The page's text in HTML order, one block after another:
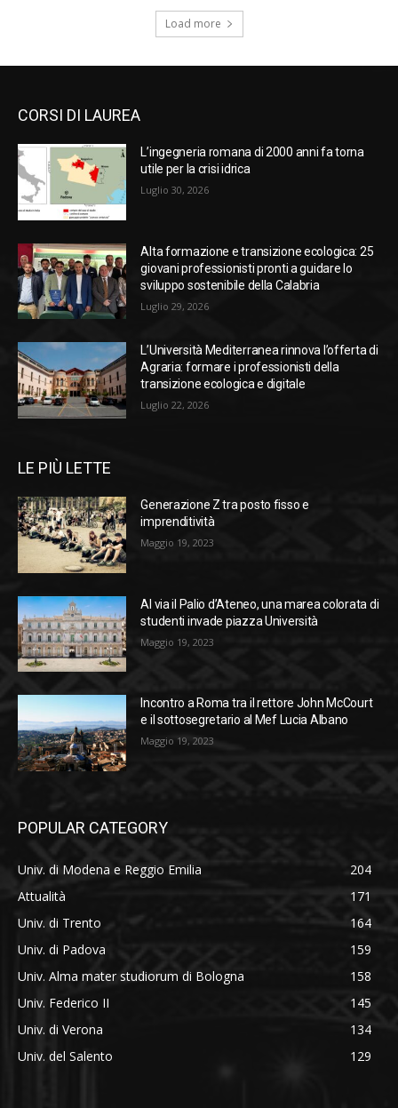
Load more
CORSI DI LAUREA
L’ingegneria romana di 2000 anni fa torna
utile per la crisi idrica
Luglio 30, 2026
Alta formazione e transizione ecologica: 25
giovani professionisti pronti a guidare lo
sviluppo sostenibile della Calabria
Luglio 29, 2026
L’Università Mediterranea rinnova l’offerta di
Agraria: formare i professionisti della
transizione ecologica e digitale
Luglio 22, 2026
LE PIÙ LETTE
Generazione Z tra posto fisso e
imprenditività
Maggio 19, 2023
Al via il Palio d’Ateneo, una marea colorata di
studenti invade piazza Università
Maggio 19, 2023
Incontro a Roma tra il rettore John McCourt
e il sottosegretario al Mef Lucia Albano
Maggio 19, 2023
POPULAR CATEGORY
Univ. di Modena e Reggio Emilia
204
Attualità
171
Univ. di Trento
164
Univ. di Padova
159
Univ. Alma mater studiorum di Bologna
158
Univ. Federico II
145
Univ. di Verona
134
Univ. del Salento
129